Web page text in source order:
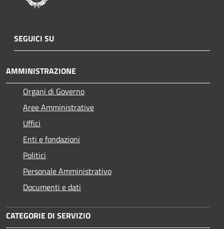
SEGUICI SU
AMMINISTRAZIONE
Organi di Governo
Aree Amministrative
Uffici
Enti e fondazioni
Politici
Personale Amministrativo
Documenti e dati
CATEGORIE DI SERVIZIO